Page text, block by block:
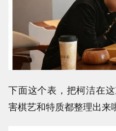
下面这个表，把柯洁在
害棋艺和特质都整理出来